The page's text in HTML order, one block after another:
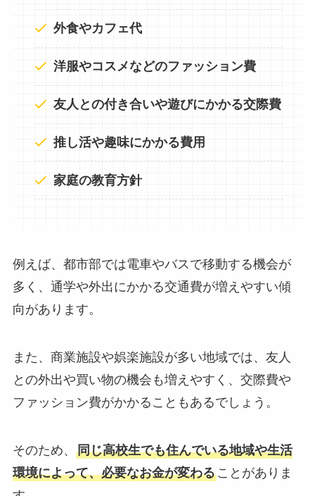
外食やカフェ代
洋服やコスメなどのファッション費
友人との付き合いや遊びにかかる交際費
推し活や趣味にかかる費用
家庭の教育方針
例えば、都市部では電車やバスで移動する機会が
多く、通学や外出にかかる交通費が増えやすい傾
向があります。
また、商業施設や娯楽施設が多い地域では、友人
との外出や買い物の機会も増えやすく、交際費や
ファッション費がかかることもあるでしょう。
そのため、 同じ高校生でも住んでいる地域や生活
環境によって、必要なお金が変わることがありま